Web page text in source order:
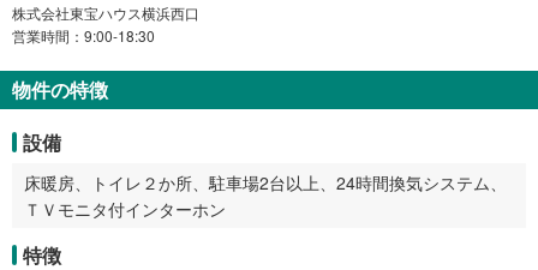
株式会社東宝ハウス横浜西口
営業時間：9:00-18:30
物件の特徴
設備
床暖房、トイレ２か所、駐車場2台以上、24時間換気システム、
ＴＶモニタ付インターホン
特徴